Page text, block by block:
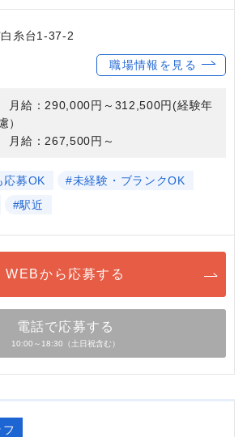
糸台1-37-2
職場情報を見る
月給：290,000円～312,500円(経験年
）
月給：267,500円～
応募OK
#未経験・ブランクOK
#駅近
WEBから応募する
電話で応募する
10:00～18:30（土日祝含む）